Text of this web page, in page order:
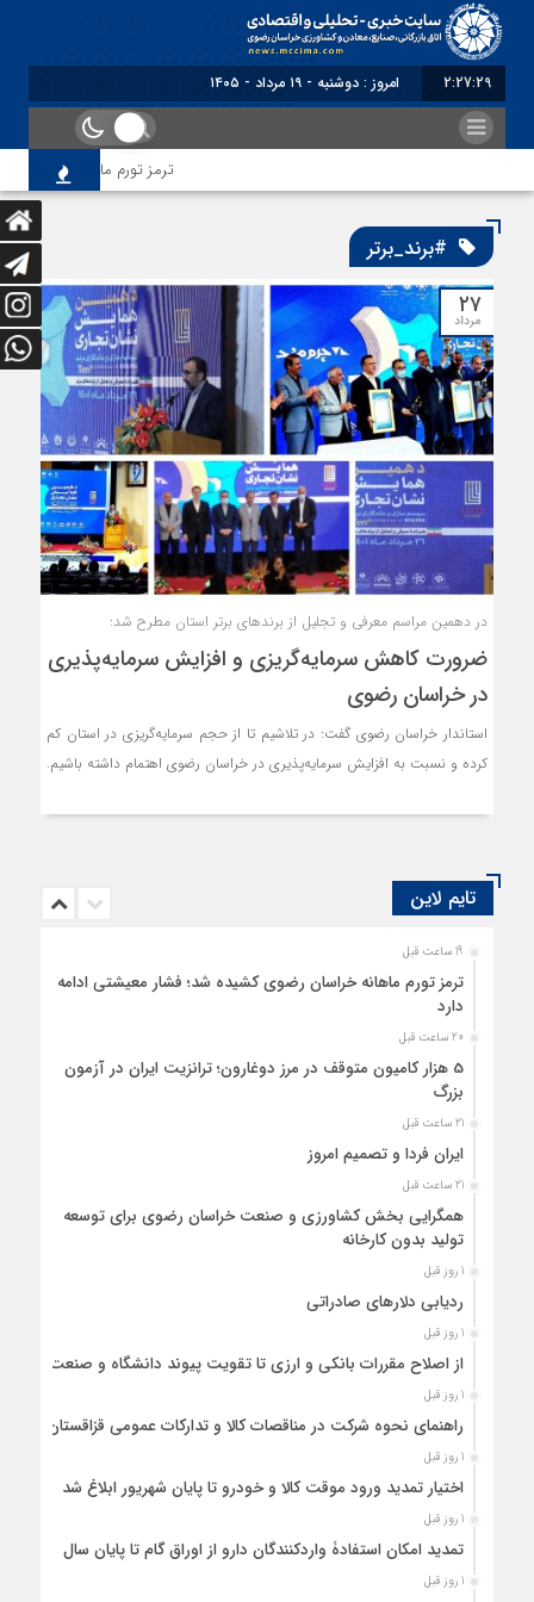
2:27:29 امروز : دوشنبه - ۱۹ مرداد - ۱۴۰۵
ترمز تورم ماهانه خراسان
#برند_برتر
۲۷
مرداد
در دهمین مراسم معرفی و تجلیل از برندهای برتر استان مطرح شد:
ضرورت کاهش سرمایه‌گریزی و افزایش سرمایه‌پذیری
در خراسان رضوی
استاندار خراسان رضوی گفت: در تلاشیم تا از حجم سرمایه‌گریزی در استان کم
کرده و نسبت به افزایش سرمایه‌پذیری در خراسان رضوی اهتمام داشته باشیم.
تایم لاین
19 ساعت قبل
ترمز تورم ماهانه خراسان رضوی کشیده شد؛ فشار معیشتی ادامه
دارد
20 ساعت قبل
5 هزار کامیون متوقف در مرز دوغارون؛ ترانزیت ایران در آزمون
بزرگ
21 ساعت قبل
ایران فردا و تصمیم امروز
21 ساعت قبل
همگرایی بخش کشاورزی و صنعت خراسان رضوی برای توسعه
تولید بدون کارخانه
1 روز قبل
ردیابی دلارهای صادراتی
1 روز قبل
از اصلاح مقررات بانکی و ارزی تا تقویت پیوند دانشگاه و صنعت
1 روز قبل
راهنمای نحوه شرکت در مناقصات کالا و تدارکات عمومی قزاقستان
1 روز قبل
اختیار تمدید ورود موقت کالا و خودرو تا پایان شهریور ابلاغ شد
1 روز قبل
تمدید امکان استفادۀ واردکنندگان دارو از اوراق گام تا پایان سال
1 روز قبل